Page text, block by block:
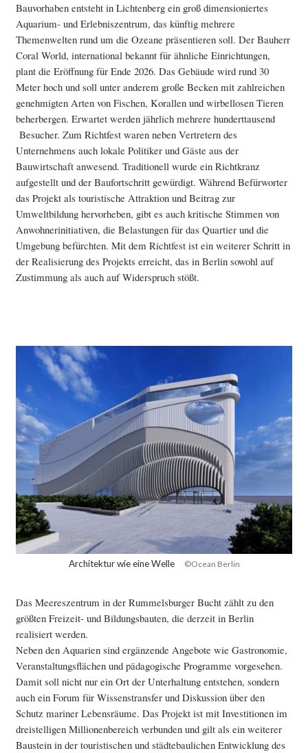
Bauvorhaben entsteht in Lichtenberg ein groß dimensioniertes
Aquarium- und Erlebniszentrum, das künftig mehrere
Themenwelten rund um die Ozeane präsentieren soll. Der Bauherr
Coral World, international bekannt für ähnliche Einrichtungen,
plant die Eröffnung für Ende 2026. Das Gebäude wird rund 30
Meter hoch und soll unter anderem große Becken mit zahlreichen
genehmigten Arten von Fischen, Korallen und wirbellosen Tieren
beherbergen. Erwartet werden jährlich mehrere hunderttausend
Besucher. Zum Richtfest waren neben Vertretern des
Unternehmens auch lokale Politiker und Gäste aus der
Bauwirtschaft anwesend. Traditionell wurde ein Richtkranz
aufgestellt und der Baufortschritt gewürdigt. Während Befürworter
das Projekt als touristische Attraktion und Beitrag zur
Umweltbildung hervorheben, gibt es auch kritische Stimmen von
Anwohnerinitiativen, die Belastungen für das Quartier und die
Umgebung befürchten. Mit dem Richtfest ist ein weiterer Schritt in
der Realisierung des Projekts erreicht, das in Berlin sowohl auf
Zustimmung als auch auf Widerspruch stößt.
Architektur wie eine Welle ©Ocean Berlin
Das Meereszentrum in der Rummelsburger Bucht zählt zu den
größten Freizeit- und Bildungsbauten, die derzeit in Berlin
realisiert werden.
Neben den Aquarien sind ergänzende Angebote wie Gastronomie,
Veranstaltungsflächen und pädagogische Programme vorgesehen.
Damit soll nicht nur ein Ort der Unterhaltung entstehen, sondern
auch ein Forum für Wissenstransfer und Diskussion über den
Schutz mariner Lebensräume. Das Projekt ist mit Investitionen im
dreistelligen Millionenbereich verbunden und gilt als ein weiterer
Baustein in der touristischen und städtebaulichen Entwicklung des